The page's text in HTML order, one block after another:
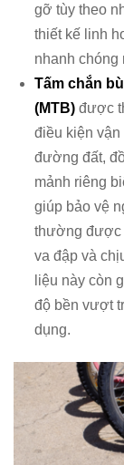
gỡ tùy theo
thiết kế linh
nhanh chóng
Tấm chắn
(MTB)được
điều kiện
đường đất,
mảnh riêng
giúp bảo vệ
thường được
va đập và
liệu này còn
độ bền vượt
dụng.